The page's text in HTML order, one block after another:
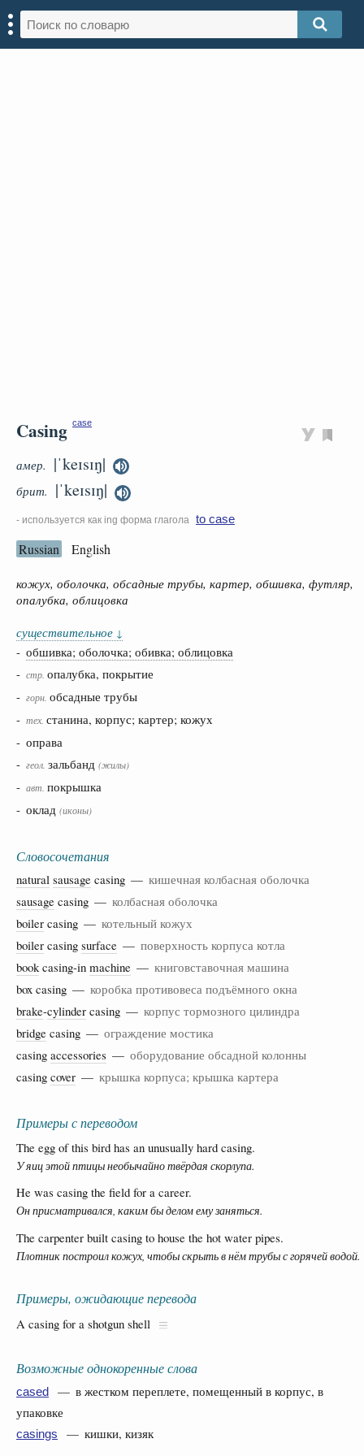
Casing case
амер. |ˈkeɪsɪŋ|
брит. |ˈkeɪsɪŋ|
- используется как ing форма глагола to case
Russian English
кожух, оболочка, обсадные трубы, картер, обшивка, футляр,
опалубка, облицовка
существительное ↓
- обшивка; оболочка; обивка; облицовка
- стр. опалубка, покрытие
- горн. обсадные трубы
- тех. станина, корпус; картер; кожух
- оправа
- геол. зальбанд (жилы)
- авт. покрышка
- оклад (иконы)
Словосочетания
natural sausage casing — кишечная колбасная оболочка
sausage casing — колбасная оболочка
boiler casing — котельный кожух
boiler casing surface — поверхность корпуса котла
book casing-in machine — книговставочная машина
box casing — коробка противовеса подъёмного окна
brake-cylinder casing — корпус тормозного цилиндра
bridge casing — ограждение мостика
casing accessories — оборудование обсадной колонны
casing cover — крышка корпуса; крышка картера
Примеры с переводом
The egg of this bird has an unusually hard casing.
У яиц этой птицы необычайно твёрдая скорлупа.
He was casing the field for a career.
Он присматривался, каким бы делом ему заняться.
The carpenter built casing to house the hot water pipes.
Плотник построил кожух, чтобы скрыть в нём трубы с горячей водой.
Примеры, ожидающие перевода
A casing for a shotgun shell
Возможные однокоренные слова
cased
— в жестком переплете, помещенный в корпус, в
упаковке
casings — кишки, кизяк